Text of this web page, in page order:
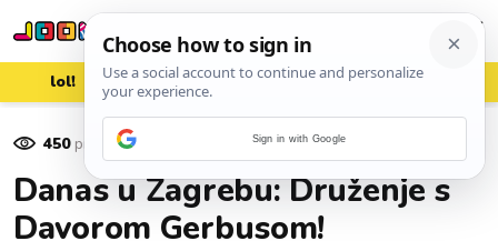
lol! aww vrh! woot?!
450pregleda
Danas u Zagrebu: Druženje s
Davorom Gerbusom!
Sign in with Google